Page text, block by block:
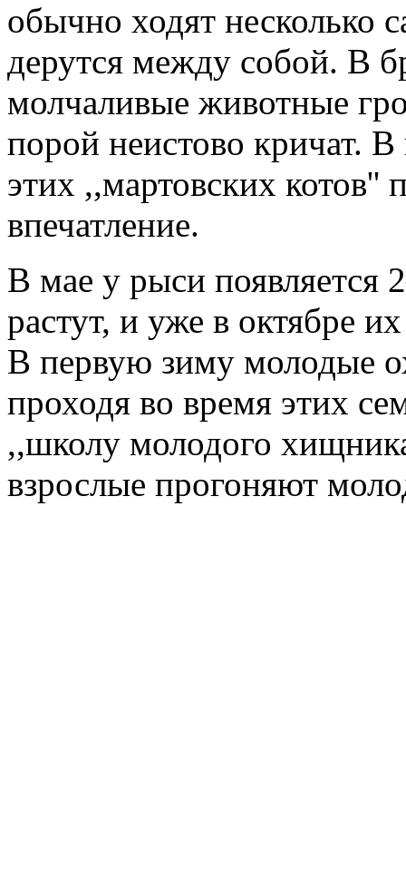
обычно ходят несколько
дерутся между собой. В
молчаливые животные
порой неистово кричат.
этих ,,мартовских котов''
впечатление.
В мае у рыси появляется
растут, и уже в октябре
В первую зиму молодые
проходя во время этих
,,школу молодого
взрослые прогоняют